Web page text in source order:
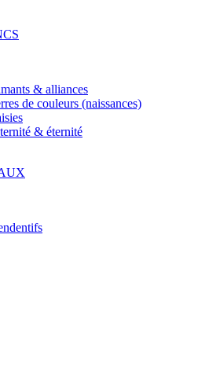
& alliances
de couleurs (naissances)
& éternité